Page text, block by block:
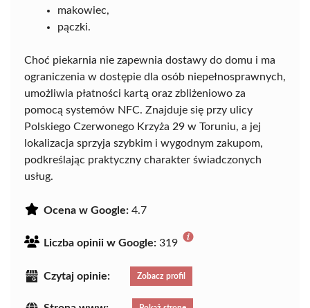
makowiec,
pączki.
Choć piekarnia nie zapewnia dostawy do domu i ma
ograniczenia w dostępie dla osób niepełnosprawnych,
umożliwia płatności kartą oraz zbliżeniowo za
pomocą systemów NFC. Znajduje się przy ulicy
Polskiego Czerwonego Krzyża 29 w Toruniu, a jej
lokalizacja sprzyja szybkim i wygodnym zakupom,
podkreślając praktyczny charakter świadczonych
usług.
Ocena w Google: 4.7
Liczba opinii w Google: 319
Czytaj opinie: Zobacz profil